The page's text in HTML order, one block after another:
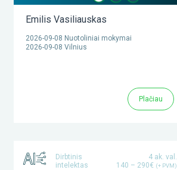
Emilis Vasiliauskas
2026-09-08 Nuotoliniai mokymai
2026-09-08 Vilnius
Plačiau
Dirbtinis
intelektas
4 ak. val.
140 – 290€ (+ PVM)